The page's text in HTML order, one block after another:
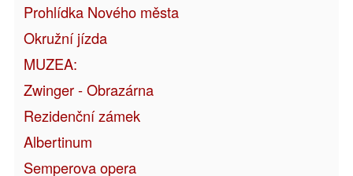
Prohlídka Nového města
Okružní jízda
MUZEA:
Zwinger - Obrazárna
Rezidenční zámek
Albertinum
Semperova opera